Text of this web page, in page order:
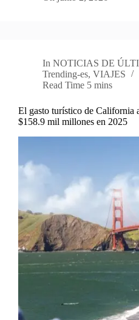
In NOTICIAS DE
Trending-es, VIAJES
Read Time 5 mins
El gasto turístico de California
$158.9 mil millones en 2025